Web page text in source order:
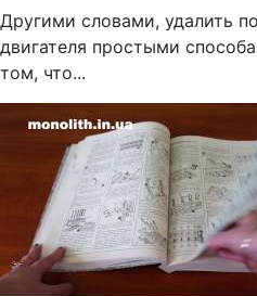
Другими словами, удалить
двигателя простыми
том, что...